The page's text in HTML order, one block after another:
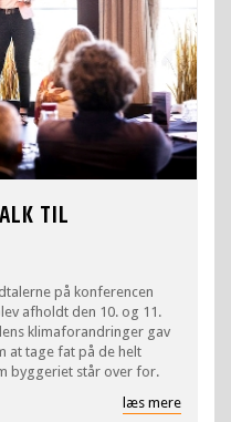
TIL
på konferencen
afholdt den 10. og 11.
klimaforandringer gav
at tage fat på de helt
byggeriet står over for.
læs mere